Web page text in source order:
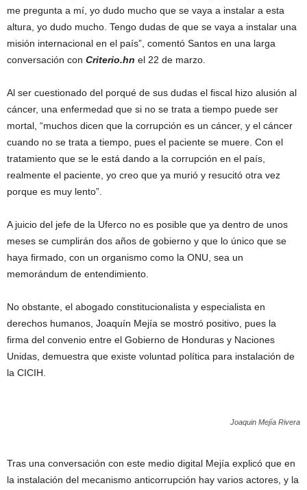
me pregunta a mí, yo dudo mucho que se vaya a instalar a esta
altura, yo dudo mucho. Tengo dudas de que se vaya a instalar una
misión internacional en el país”, comentó Santos en una larga
conversación con Criterio.hn el 22 de marzo.
Al ser cuestionado del porqué de sus dudas el fiscal hizo alusión al
cáncer, una enfermedad que si no se trata a tiempo puede ser
mortal, “muchos dicen que la corrupción es un cáncer, y el cáncer
cuando no se trata a tiempo, pues el paciente se muere. Con el
tratamiento que se le está dando a la corrupción en el país,
realmente el paciente, yo creo que ya murió y resucitó otra vez
porque es muy lento”.
A juicio del jefe de la Uferco no es posible que ya dentro de unos
meses se cumplirán dos años de gobierno y que lo único que se
haya firmado, con un organismo como la ONU, sea un
memorándum de entendimiento.
No obstante, el abogado constitucionalista y especialista en
derechos humanos, Joaquín Mejía se mostró positivo, pues la
firma del convenio entre el Gobierno de Honduras y Naciones
Unidas, demuestra que existe voluntad política para instalación de
la CICIH.
Joaquin Mejía Rivera
Tras una conversación con este medio digital Mejía explicó que en
la instalación del mecanismo anticorrupción hay varios actores, y la